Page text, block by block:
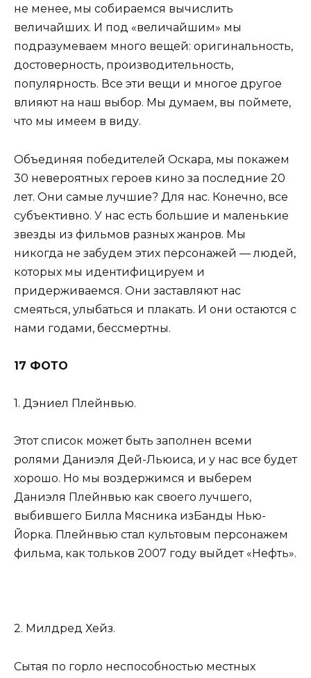
не менее, мы собираемся вычислить
величайших. И под «величайшим» мы
подразумеваем много вещей: оригинальность,
достоверность, производительность,
популярность. Все эти вещи и многое другое
влияют на наш выбор. Мы думаем, вы поймете,
что мы имеем в виду.
Объединяя победителей Оскара, мы покажем
30 невероятных героев кино за последние 20
лет. Они самые лучшие? Для нас. Конечно, все
субъективно. У нас есть большие и маленькие
звезды из фильмов разных жанров. Мы
никогда не забудем этих персонажей — людей,
которых мы идентифицируем и
придерживаемся. Они заставляют нас
смеяться, улыбаться и плакать. И они остаются с
нами годами, бессмертны.
17 ФОТО
1. Дэниел Плейнвью.
Этот список может быть заполнен всеми
ролями Даниэля Дей-Льюиса, и у нас все будет
хорошо. Но мы воздержимся и выберем
Даниэля Плейнвью как своего лучшего,
выбившего Билла Мясника изБанды Нью-
Йорка. Плейнвью стал культовым персонажем
фильма, как тольков 2007 году выйдет «Нефть».
2. Милдред Хейз.
Сытая по горло неспособностью местных